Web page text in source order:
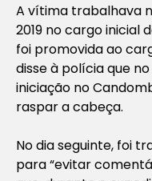
A vítima trabalhava
2019 no cargo inicial
foi promovida ao
disse à polícia que
iniciação no
raspar a cabeça.
No dia seguinte, foi
para “evitar